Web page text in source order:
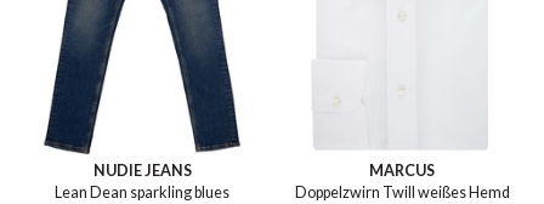
NUDIE JEANS
Lean Dean sparkling blues
MARCUS
Doppelzwirn Twill weißes Hemd